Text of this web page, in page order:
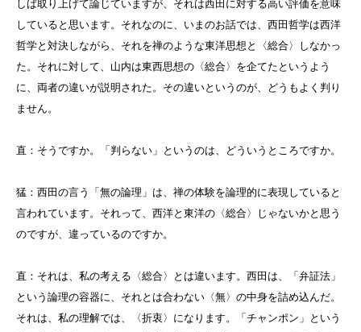
しば取り上げて論じていますが、それは西田に対する高い評価を意味
していると思います。それなのに、いまのお話では、西田哲学は西洋
哲学と対決しながら、それを禅のような東洋思想と〈総合〉しなかっ
た。それに対して、山内は東西思想の〈総合〉を企てたというよう
に、両者の違いが説明された。その違いというのが、どうもよく判り
ません。
直：そうですか。「判らない」というのは、どういうところですか。
猛：西田の言う「無の論理」は、禅の体験を論理的に表現していると
言われています。それって、西洋と東洋の〈総合〉じゃないかと思う
のですが、違っているのですか。
直：それは、私の考える〈総合〉とは違います。西田は、「弁証法」
という論理の容器に、それとは合わない〈無〉の中身を詰め込んだ。
それは、私の理解では、〈折衷〉になります。「チャンポン」という